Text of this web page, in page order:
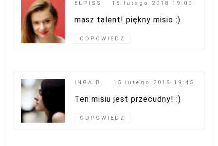
ELPISS 15 lutego 2018 19:00
masz talent! piękny misio :)
ODPOWIEDZ
INGA B. 15 lutego 2018 19:45
Ten misiu jest przecudny! :)
ODPOWIEDZ